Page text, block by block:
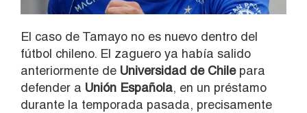
El caso de Tamayo no es nuevo dentro del
fútbol chileno. El zaguero ya había salido
anteriormente de Universidad de Chilepara
defender a Unión Española, en un préstamo
durante la temporada pasada, precisamente